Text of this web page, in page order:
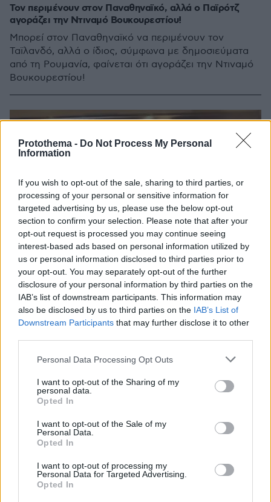
Protothema - Do Not Process My Personal
Information
If you wish to opt-out of the sale, sharing to third parties, or
processing of your personal or sensitive information for
targeted advertising by us, please use the below opt-out
section to confirm your selection. Please note that after your
opt-out request is processed you may continue seeing
interest-based ads based on personal information utilized by
us or personal information disclosed to third parties prior to
your opt-out. You may separately opt-out of the further
disclosure of your personal information by third parties on the
IAB’s list of downstream participants. This information may
also be disclosed by us to third parties on the IAB’s List of
Downstream Participants that may further disclose it to other
Please note that this website/app uses one or more Google
not limited to your visit or usage behaviour. You may click to
grant or deny consent to Google and its third-party tags to
use your data for below specified purposes in below Google
consent section.
Personal Data Processing Opt Outs
I want to opt-out of the Sharing of my
personal data.
Opted In
I want to opt-out of the Sale of my
Personal Data.
Opted In
I want to opt-out of processing my
Personal Data for Targeted Advertising.
Opted In
Τον περιμένουν στον Παναθηναϊκό, αλλά ο Παϊρότζ
αγοράζει την Ντιναμό Βουκουρεστίου!
Μπορεί στον Παναθηναϊκό να περιμένουν τον
Ταϊλανδό, αλλά ο ίδιος, σύμφωνα με δημοσιεύματα
από τη Ρουμανία, φαίνεται ότι αγοράζει την Ντιναμό
Βουκουρεστίου!
«Άνοιξε» η ΑΜΚ ύψους 10 εκατ. στον Παναθηναϊκό
Ξεκίνησε και… τυπικά εδώ και λίγη ώρα η αύξηση
μετοχιού κεφαλαίου της ΠΑΕ Παναθηναϊκός, ύψους
10 εκατομμυρίων ευρώ, με το… μπαλάκι να περνάει
πλέον στην πλευρά Πιεγκσμπονσάντ.